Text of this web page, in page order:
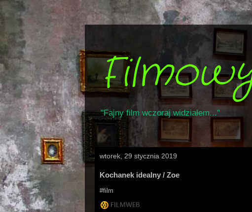
"Fajny film wczoraj widziałem..."
wtorek, 29 stycznia 2019
Kochanek idealny / Zoe
#film